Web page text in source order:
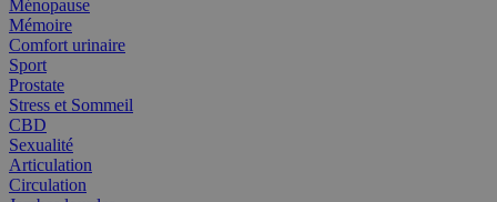
Ménopause
Mémoire
Comfort urinaire
Sport
Prostate
Stress et Sommeil
CBD
Sexualité
Articulation
Circulation